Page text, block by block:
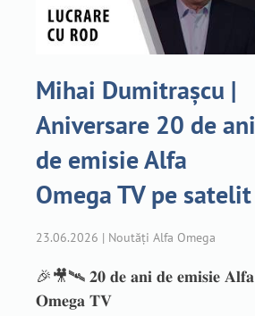
Mihai Dumitrașcu |
Aniversare 20 de ani
de emisie Alfa
Omega TV pe satelit
23.06.2026 | Noutăți Alfa Omega
🎉🎥🛰️ 𝟐𝟎 𝐝𝐞 𝐚𝐧𝐢 𝐝𝐞 𝐞𝐦𝐢𝐬𝐢𝐞 𝐀𝐥𝐟𝐚
𝐎𝐦𝐞𝐠𝐚 𝐓𝐕